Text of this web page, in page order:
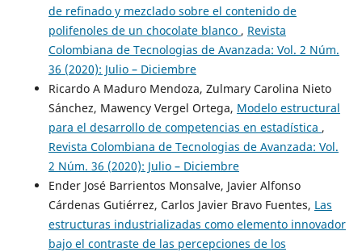
de refinado y mezclado sobre el contenido de
polifenoles de un chocolate blanco , Revista
Colombiana de Tecnologias de Avanzada: Vol. 2 Núm.
36 (2020): Julio – Diciembre
Ricardo A Maduro Mendoza, Zulmary Carolina Nieto
Sánchez, Mawency Vergel Ortega, Modelo estructural
para el desarrollo de competencias en estadística ,
Revista Colombiana de Tecnologias de Avanzada: Vol.
2 Núm. 36 (2020): Julio – Diciembre
Ender José Barrientos Monsalve, Javier Alfonso
Cárdenas Gutiérrez, Carlos Javier Bravo Fuentes, Las
estructuras industrializadas como elemento innovador
bajo el contraste de las percepciones de los